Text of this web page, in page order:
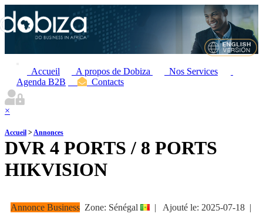
Accueil A propos de Dobiza
Nos Services
Agenda B2B
Contacts
×
Accueil >Annonces
DVR 4 PORTS / 8 PORTS
HIKVISION
Annonce Business Zone: Sénégal | Ajouté le: 2025-07-18 |